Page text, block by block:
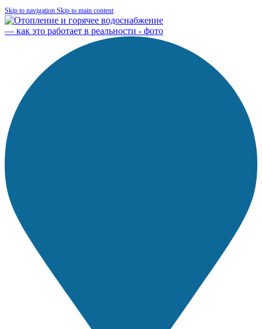
Skip to navigation Skip to main content